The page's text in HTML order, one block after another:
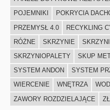
POJEMNIKI
POKRYCIA
PRZEMYSŁ 4.0
RECYKLING
RÓŻNE
SKRZYNIE
SKRZYNIOPALETY
SKUP
SYSTEM ANDON
SYSTEM
WIERCENIE
WNĘTRZA
ZAWORY ROZDZIELAJĄCE